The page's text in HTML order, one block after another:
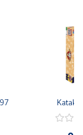
Kataka